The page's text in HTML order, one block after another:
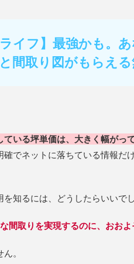
イフ】最強かも。
間取り図がもらえる
いる坪単価は、大きく幅がっ
確でネットに落ちている情報だ
知るには、どうしたらいいでし
間取りを実現するのに、おお
。